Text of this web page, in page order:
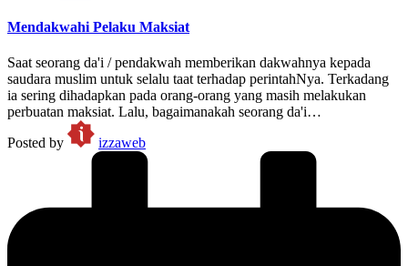
Mendakwahi Pelaku Maksiat
Saat seorang da'i / pendakwah memberikan dakwahnya kepada
saudara muslim untuk selalu taat terhadap perintahNya. Terkadang
ia sering dihadapkan pada orang-orang yang masih melakukan
perbuatan maksiat. Lalu, bagaimanakah seorang da'i…
Posted by
izzaweb